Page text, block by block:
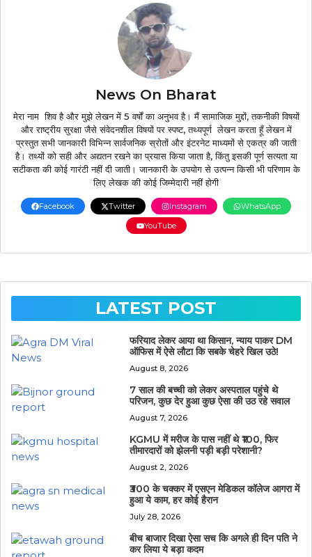
News On Bharat
मेरा नाम शिव है और मुझे लेखन में 5 वर्षों का अनुभव है। मैं सामाजिक मुद्दों, तकनीकी विषयों
और राष्ट्रीय सुरक्षा जैसे संवेदनशील विषयों पर स्पष्ट, तथ्यपूर्ण लेखन करता हूँ लेखन में
प्रस्तुत सभी जानकारी विभिन्न सार्वजनिक स्रोतों और इंटरनेट माध्यमों से एकत्र की जाती
है। तथ्यों को सही और अद्यतन रखने का प्रयास किया जाता है, किंतु इसकी पूर्ण सत्यता या
सटीकता की कोई गारंटी नहीं दी जाती। जानकारी के उपयोग से उत्पन्न किसी भी परिणाम के
लिए लेखक की कोई जिम्मेदारी नहीं होगी
Facebook Twitter Instagram
WhatsApp
YouTube
LATEST POST
फरियाद लेकर आया था किसान, न्याय पाकर DM
ऑफिस में ऐसे लौटा कि सबके चेहरे खिल उठे!
August 8, 2026
7 साल की बच्ची को लेकर अस्पताल पहुंचे थे
परिजन, कुछ देर हुआ कुछ ऐसा की उठ रहे सवाल
August 7, 2026
KGMU में मरीज के पास नहीं थे ₹100, फिर
तीमारदारों को झेलनी पड़ी बड़ी परेशानी?
August 2, 2026
₹300 के चक्कर में एसएन मेडिकल कॉलेज आगरा में
हुआ ये काम, हर कोई हैरान
July 28, 2026
बीच बाजार दिखा ऐसा सच कि अगले ही दिन पति ने
कर लिया ये बड़ा कदम